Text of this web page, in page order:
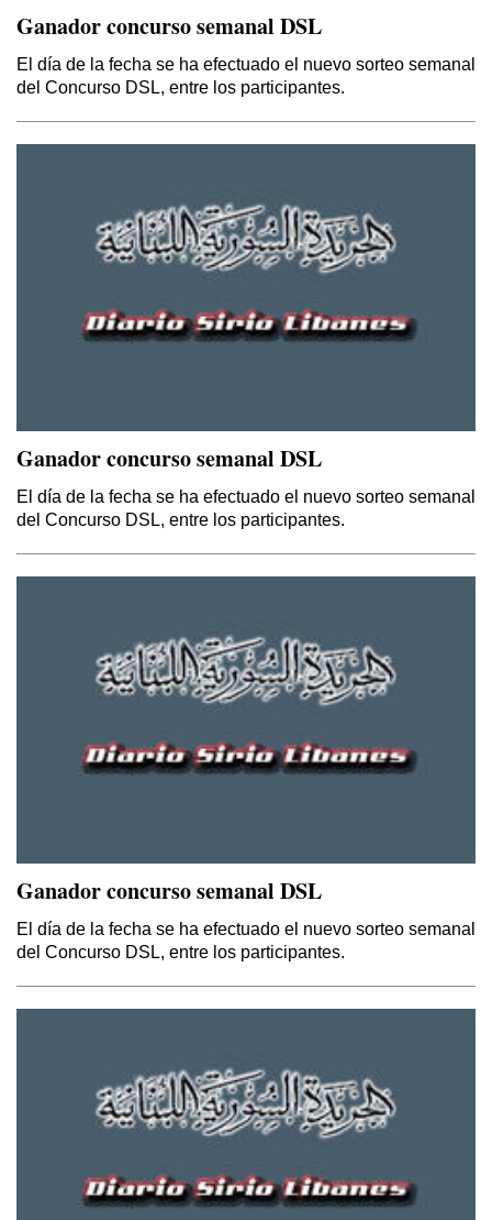
Ganador concurso semanal DSL
El día de la fecha se ha efectuado el nuevo sorteo semanal
del Concurso DSL, entre los participantes.
Ganador concurso semanal DSL
El día de la fecha se ha efectuado el nuevo sorteo semanal
del Concurso DSL, entre los participantes.
Ganador concurso semanal DSL
El día de la fecha se ha efectuado el nuevo sorteo semanal
del Concurso DSL, entre los participantes.